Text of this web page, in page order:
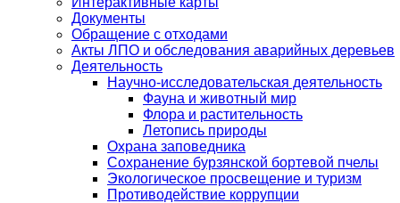
Документы
Обращение с отходами
Акты ЛПО и обследования аварийных деревьев
Деятельность
Научно-исследовательская деятельность
Фауна и животный мир
Флора и растительность
Летопись природы
Охрана заповедника
Сохранение бурзянской бортевой пчелы
Экологическое просвещение и туризм
Противодействие коррупции